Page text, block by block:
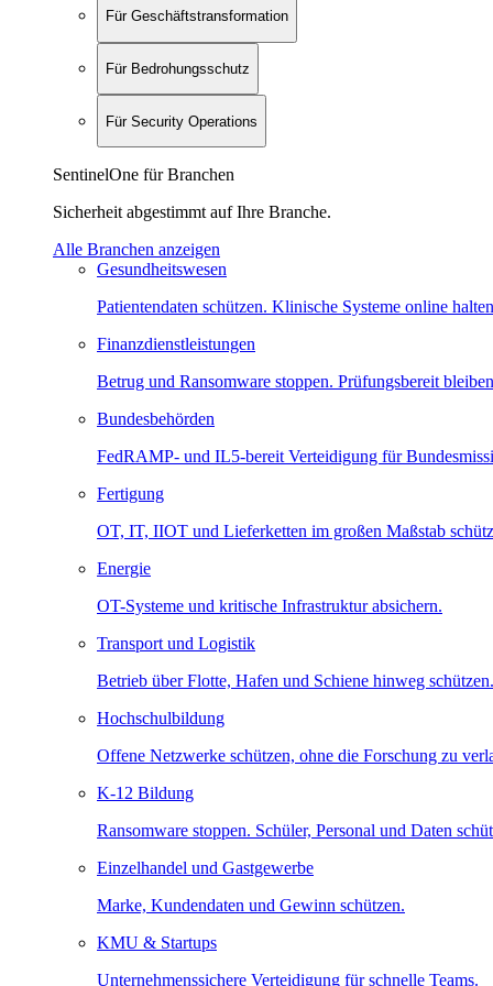
Für Geschäftstransformation
Für Bedrohungsschutz
Für Security Operations
SentinelOne für Branchen
Sicherheit abgestimmt auf Ihre Branche.
Alle Branchen anzeigen
Gesundheitswesen
Patientendaten schützen. Klinische Systeme online
Finanzdienstleistungen
Betrug und Ransomware stoppen. Prüfungsbereit
Bundesbehörden
FedRAMP- und IL5-bereit Verteidigung für
Fertigung
OT, IT, IIOT und Lieferketten im großen Maßstab
Energie
OT-Systeme und kritische Infrastruktur absichern.
Transport und Logistik
Betrieb über Flotte, Hafen und Schiene hinweg schützen.
Hochschulbildung
Offene Netzwerke schützen, ohne die Forschung zu
K-12 Bildung
Ransomware stoppen. Schüler, Personal und Daten
Einzelhandel und Gastgewerbe
Marke, Kundendaten und Gewinn schützen.
KMU & Startups
Unternehmenssichere Verteidigung für schnelle Teams.